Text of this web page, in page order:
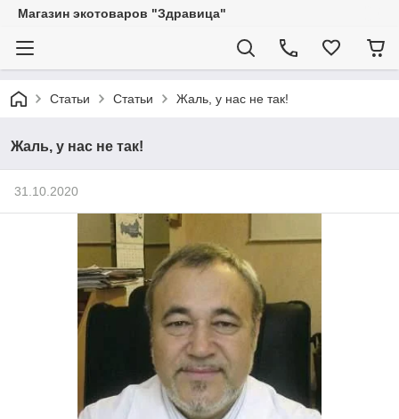
Магазин экотоваров "Здравица"
Статьи Статьи Жаль, у нас не так!
Жаль, у нас не так!
31.10.2020